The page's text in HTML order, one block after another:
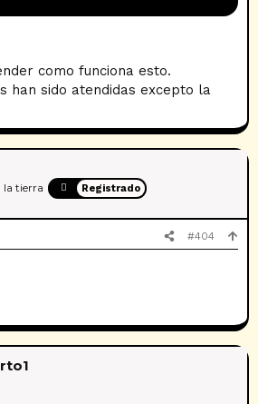
como funciona esto.
han sido atendidas excepto la
la tierra Registrado
#404